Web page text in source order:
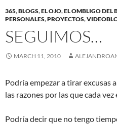
365,BLOGS,EL OJO,EL OMBLIGO DEL
PERSONALES,PROYECTOS,
SEGUIMOS…
MARCH 11, 2010
Podría empezar a tirar excusas
las razones por las que cada
Podría decir que no tengo